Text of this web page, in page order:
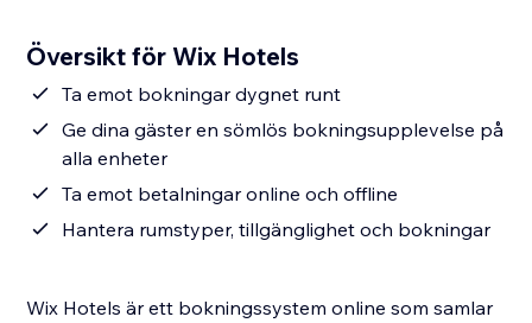
Översikt för Wix Hotels
Ta emot bokningar dygnet runt
Ge dina gäster en sömlös bokningsupplevelse på
alla enheter
Ta emot betalningar online och offline
Hantera rumstyper, tillgänglighet och bokningar
Wix Hotels är ett bokningssystem online som samlar